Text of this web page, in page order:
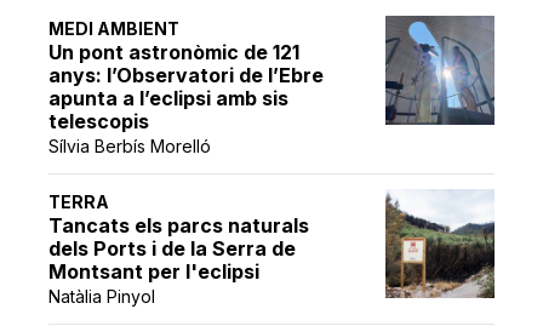
MEDI AMBIENT
Un pont astronòmic de 121
anys: l’Observatori de l’Ebre
apunta a l’eclipsi amb sis
telescopis
Sílvia Berbís Morelló
TERRA
Tancats els parcs naturals
dels Ports i de la Serra de
Montsant per l'eclipsi
Natàlia Pinyol